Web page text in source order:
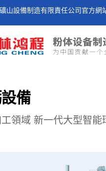
山設備制造有限責任公司官方網
備
領域 新一代大型智能